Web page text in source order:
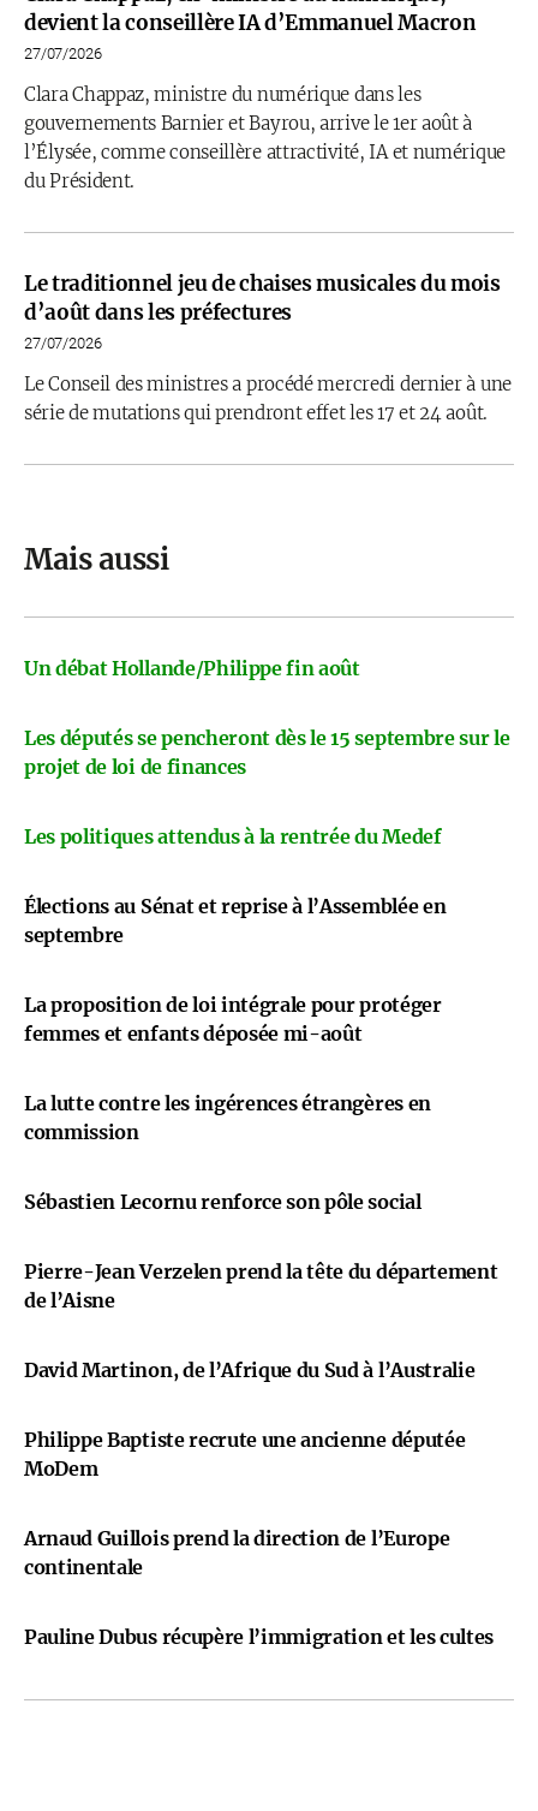
devient la conseillère IA d’Emmanuel Macron
27/07/2026
Clara Chappaz, ministre du numérique dans les
gouvernements Barnier et Bayrou, arrive le 1er août à
l’Élysée, comme conseillère attractivité, IA et numérique
du Président.
Le traditionnel jeu de chaises musicales du mois
d’août dans les préfectures
27/07/2026
Le Conseil des ministres a procédé mercredi dernier à une
série de mutations qui prendront effet les 17 et 24 août.
Mais aussi
Un débat Hollande/Philippe fin août
Les députés se pencheront dès le 15 septembre sur le
projet de loi de finances
Les politiques attendus à la rentrée du Medef
Élections au Sénat et reprise à l’Assemblée en
septembre
La proposition de loi intégrale pour protéger
femmes et enfants déposée mi-août
La lutte contre les ingérences étrangères en
commission
Sébastien Lecornu renforce son pôle social
Pierre-Jean Verzelen prend la tête du département
de l’Aisne
David Martinon, de l’Afrique du Sud à l’Australie
Philippe Baptiste recrute une ancienne députée
MoDem
Arnaud Guillois prend la direction de l’Europe
continentale
Pauline Dubus récupère l’immigration et les cultes